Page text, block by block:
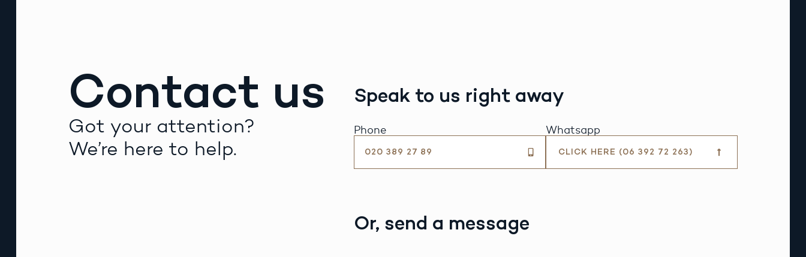
Contact us
Got your attention?
We’re here to help.
Speak to us right away
Phone
020 389 27 89
Whatsapp
CLICK HERE (06 392 72 263)
Or, send a message